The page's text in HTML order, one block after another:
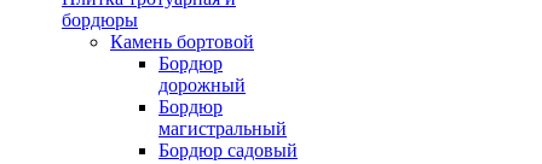
бордюры
Камень бортовой
Бордюр
дорожный
Бордюр
магистральный
Бордюр садовый